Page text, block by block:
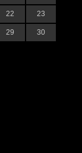
22 23
29 30